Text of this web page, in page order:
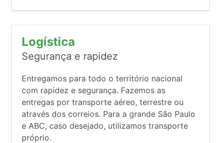
Logística
Segurança e rapidez
Entregamos para todo o território nacional
com rapidez e segurança. Fazemos as
entregas por transporte aéreo, terrestre ou
através dos correios. Para a grande São Paulo
e ABC, caso desejado, utilizamos transporte
próprio.